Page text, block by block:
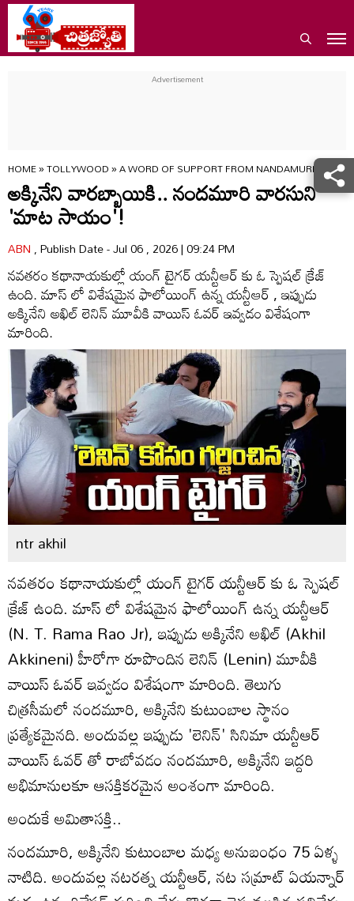
HOME»TOLLYWOOD»A WORD OF SUPPORT FROM NANDAMURI SCION
అక్కినేని వారబ్బాయికి.. నందమూరి వారసుని
'మాట సాయం'!
ABN, Publish Date - Jul 06 , 2026 | 09:24 PM
నవతరం కథానాయకుల్లో యంగ్ టైగర్ యన్టీఆర్ కు ఓ స్పెషల్ క్రేజ్
ఉంది. మాస్ లో విశేషమైన ఫాలోయింగ్ ఉన్న యన్టీఆర్ , ఇప్పుడు
అక్కినేని అఖిల్ లెనిన్ మూవీకి వాయిస్ ఓవర్ ఇవ్వడం విశేషంగా
మారింది.
ntr akhil
నవతరం కథానాయకుల్లో యంగ్ టైగర్ యన్టీఆర్ కు ఓ స్పెషల్
క్రేజ్ ఉంది. మాస్ లో విశేషమైన ఫాలోయింగ్ ఉన్న యన్టీఆర్
(N. T. Rama Rao Jr), ఇప్పుడు అక్కినేని అఖిల్ (Akhil
Akkineni) హీరోగా రూపొందిన లెనిన్ (Lenin) మూవీకి
వాయిస్ ఓవర్ ఇవ్వడం విశేషంగా మారింది. తెలుగు
చిత్రసీమలో నందమూరి, అక్కినేని కుటుంబాల స్థానం
ప్రత్యేకమైనది. అందువల్ల ఇప్పుడు 'లెనిన్' సినిమా యన్టీఆర్
వాయిస్ ఓవర్ తో రాబోవడం నందమూరి, అక్కినేని ఇద్దరి
అభిమానులకూ ఆసక్తికరమైన అంశంగా మారింది.
అందుకే అమితాసక్తి..
నందమూరి, అక్కినేని కుటుంబాల మధ్య అనుబంధం 75 ఏళ్ళ
నాటిది. అందువల్ల నటరత్న యన్టీఆర్, నట సమ్రాట్ ఏయన్నార్